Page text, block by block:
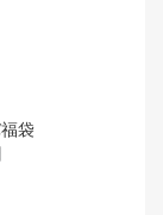
袋